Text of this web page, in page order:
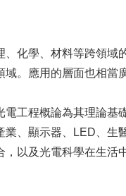
化學、材料等跨領域
。應用的層面也相
工程概論為其理論
、顯示器、LED、生
以及光電科學在生活